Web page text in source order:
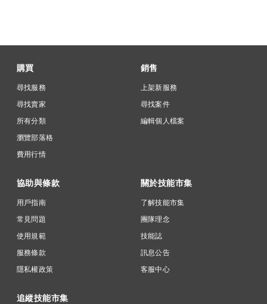
購買
尋找服務
尋找賣家
所有分類
瀏覽部落格
費用行情
銷售
上架新服務
尋找案件
編輯個人檔案
協助與條款
用戶指南
常見問題
使用規範
服務條款
隱私權政策
關於技能市集
了解技能市集
團隊理念
技能誌
訊息公告
客服中心
追縱技能市集